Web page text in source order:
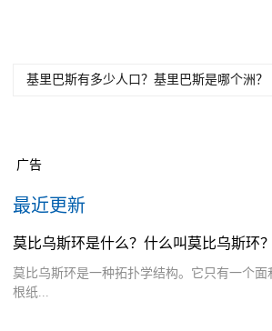
基里巴斯有多少人口？基里巴斯是哪个洲？
广告
最近更新
莫比乌斯环是什么？什么叫莫比乌斯环？
莫比乌斯环是一种拓扑学结构。它只有一个
根纸...